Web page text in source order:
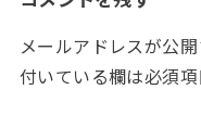
メールアドレスが公
付いている欄は必須